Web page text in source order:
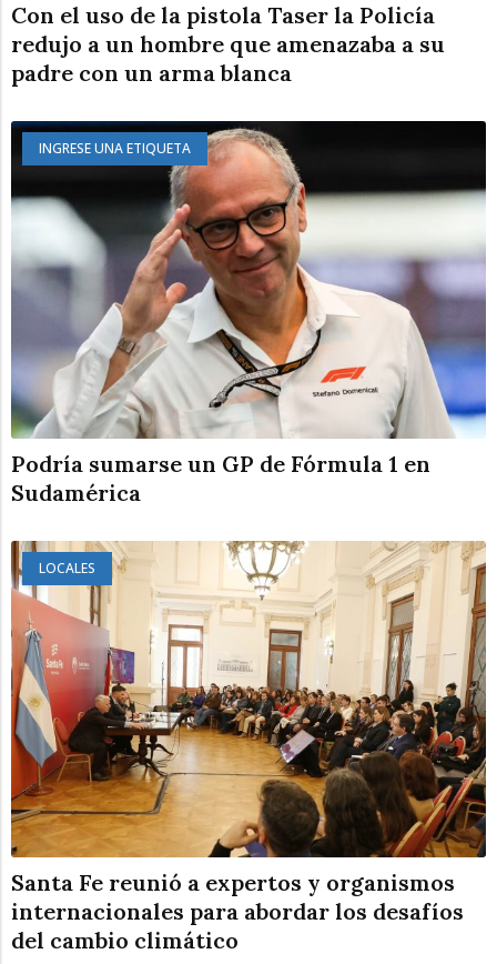
Con el uso de la pistola Taser la Policía
redujo a un hombre que amenazaba a su
padre con un arma blanca
INGRESE UNA ETIQUETA
Podría sumarse un GP de Fórmula 1 en
Sudamérica
LOCALES
Santa Fe reunió a expertos y organismos
internacionales para abordar los desafíos
del cambio climático